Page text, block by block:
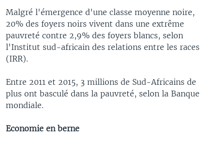
Malgré l'émergence d'une classe moyenne noire,
20% des foyers noirs vivent dans une extrême
pauvreté contre 2,9% des foyers blancs, selon
l'Institut sud-africain des relations entre les races
(IRR).
Entre 2011 et 2015, 3 millions de Sud-Africains de
plus ont basculé dans la pauvreté, selon la Banque
mondiale.
Economie en berne